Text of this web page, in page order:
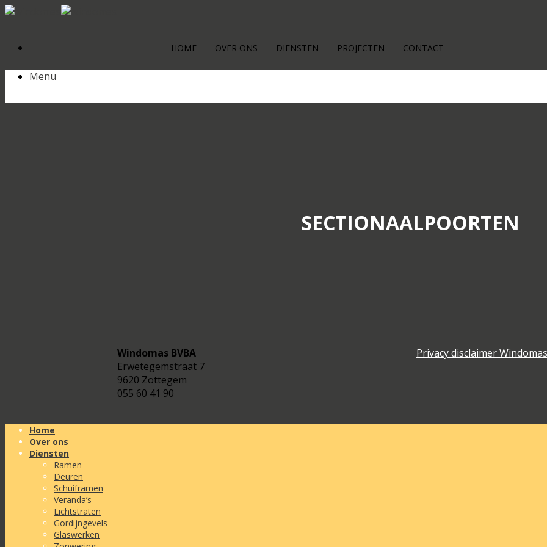
HOME OVER ONS DIENSTEN PROJECTEN CONTACT
Menu
SECTIONAALPOORTEN
Windomas BVBA
Erwetegemstraat 7
9620 Zottegem
055 60 41 90
Privacy disclaimer Windomas
Home
Over ons
Diensten
Ramen
Deuren
Schuiframen
Veranda’s
Lichtstraten
Gordijngevels
Glaswerken